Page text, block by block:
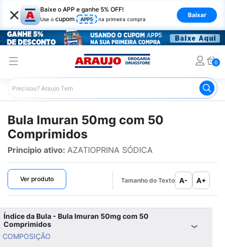
× Baixe o APP e ganhe 5% OFF!
Use o cupom APP5 na primeira compra
Baixar
0
Araujo Bulário Araujo Imuran 50mg com 50
Bula Imuran 50mg com 50
Comprimidos
Principio ativo: AZATIOPRINA SÓDICA
Ver produto Tamanho do Texto A- A+
Índice da Bula - Bula Imuran 50mg com 50
Comprimidos
COMPOSIÇÃO